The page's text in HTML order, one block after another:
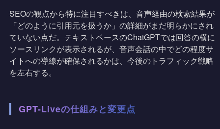
SEOの観点から特に注目すべきは、音声経由の検索結果が
「どのように引用元を扱うか」の詳細がまだ明らかにされ
ていない点だ。テキストベースのChatGPTでは回答の横に
ソースリンクが表示されるが、音声会話の中でどの程度サ
イトへの導線が確保されるかは、今後のトラフィック戦略
を左右する。
GPT-Liveの仕組みと変更点